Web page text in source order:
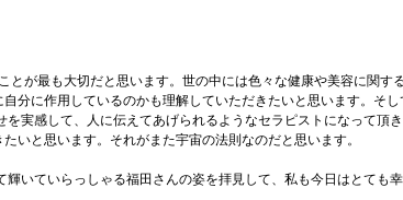
とが最も大切だと思います。世の中には色々な健康や美容に関
に作用しているのかも理解していただきたいと思います。そ
実感して、人に伝えてあげられるようなセラピストになって頂
いと思います。それがまた宇宙の法則なのだと思います。
いていらっしゃる福田さんの姿を拝見して、私も今日はとても